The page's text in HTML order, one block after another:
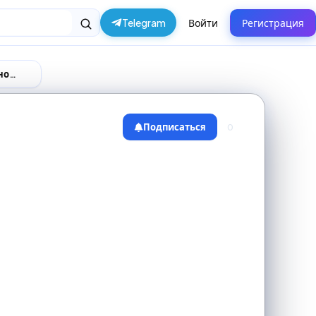
Telegram Войти Регистрация
Поставщики и производители в городе Красноярск
Подписаться 0